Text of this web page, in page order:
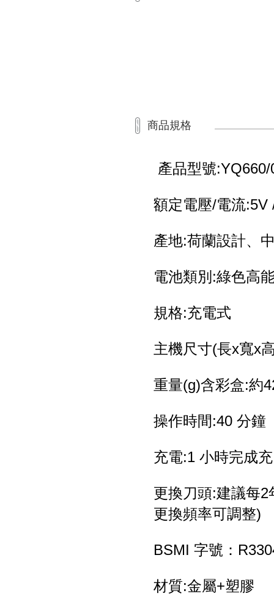
商品規格
產品型號:YQ660/
額定電壓/電流:5V
產地:荷蘭設計、
電池類別:綠色高
規格:充電式
主機尺寸(長x寬x
重量(g)含彩盒:約
操作時間:40 分鐘
充電:1 小時完成
更換刀頭:建議每
更換頻率可調整)
BSMI 字號：
材質:金屬+塑膠